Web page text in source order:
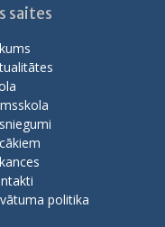
saites
politika